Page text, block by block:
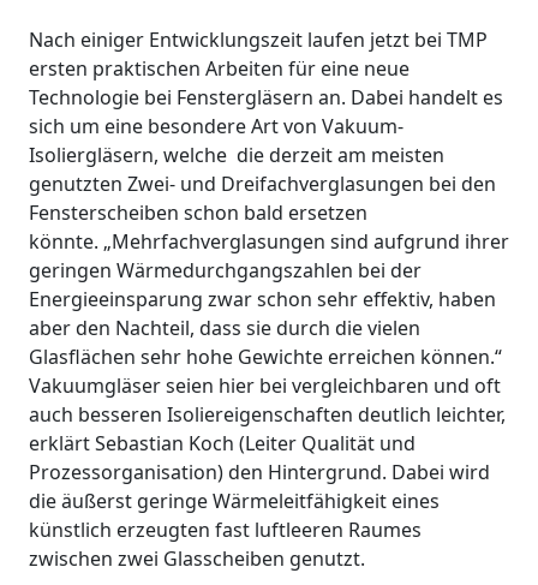
Nach einiger Entwicklungszeit laufen jetzt bei TMP
ersten praktischen Arbeiten für eine neue
Technologie bei Fenstergläsern an. Dabei handelt es
sich um eine besondere Art von Vakuum-
Isoliergläsern, welche die derzeit am meisten
genutzten Zwei- und Dreifachverglasungen bei den
Fensterscheiben schon bald ersetzen
könnte. „Mehrfachverglasungen sind aufgrund ihrer
geringen Wärmedurchgangszahlen bei der
Energieeinsparung zwar schon sehr effektiv, haben
aber den Nachteil, dass sie durch die vielen
Glasflächen sehr hohe Gewichte erreichen können.“
Vakuumgläser seien hier bei vergleichbaren und oft
auch besseren Isoliereigenschaften deutlich leichter,
erklärt Sebastian Koch (Leiter Qualität und
Prozessorganisation) den Hintergrund. Dabei wird
die äußerst geringe Wärmeleitfähigkeit eines
künstlich erzeugten fast luftleeren Raumes
zwischen zwei Glasscheiben genutzt.